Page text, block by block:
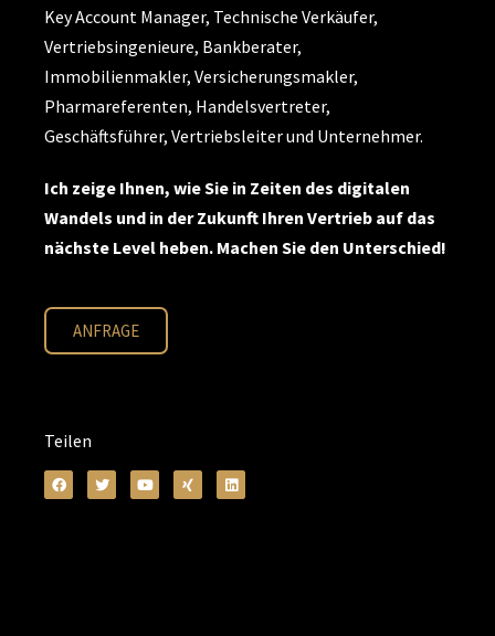
Key Account Manager, Technische Verkäufer,
Vertriebsingenieure, Bankberater,
Immobilienmakler, Versicherungsmakler,
Pharmareferenten, Handelsvertreter,
Geschäftsführer, Vertriebsleiter und Unternehmer.
Ich zeige Ihnen, wie Sie in Zeiten des digitalen
Wandels und in der Zukunft Ihren Vertrieb auf das
nächste Level heben. Machen Sie den Unterschied!
ANFRAGE
Teilen